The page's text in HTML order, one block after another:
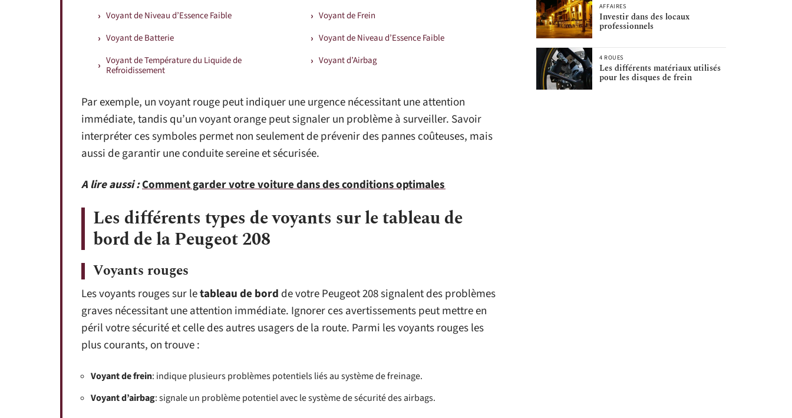
Voyant de Niveau d’Essence Faible
Voyant de Batterie
Voyant de Température du Liquide de
Refroidissement
Voyant de Frein
Voyant de Niveau d’Essence Faible
Voyant d’Airbag
Par exemple, un voyant rouge peut indiquer une urgence nécessitant une attention
immédiate, tandis qu’un voyant orange peut signaler un problème à surveiller. Savoir
interpréter ces symboles permet non seulement de prévenir des pannes coûteuses, mais
aussi de garantir une conduite sereine et sécurisée.
A lire aussi :Comment garder votre voiture dans des conditions optimales
Les différents types de voyants sur le tableau de
bord de la Peugeot 208
Voyants rouges
Les voyants rouges sur letableau de bord de votre Peugeot 208 signalent des problèmes
graves nécessitant une attention immédiate. Ignorer ces avertissements peut mettre en
péril votre sécurité et celle des autres usagers de la route. Parmi les voyants rouges les
plus courants, on trouve :
Voyant de frein: indique plusieurs problèmes potentiels liés au système de freinage.
Voyant d’airbag: signale un problème potentiel avec le système de sécurité des airbags.
AFFAIRES
Investir dans des locaux
professionnels
4 ROUES
Les différents matériaux utilisés
pour les disques de frein